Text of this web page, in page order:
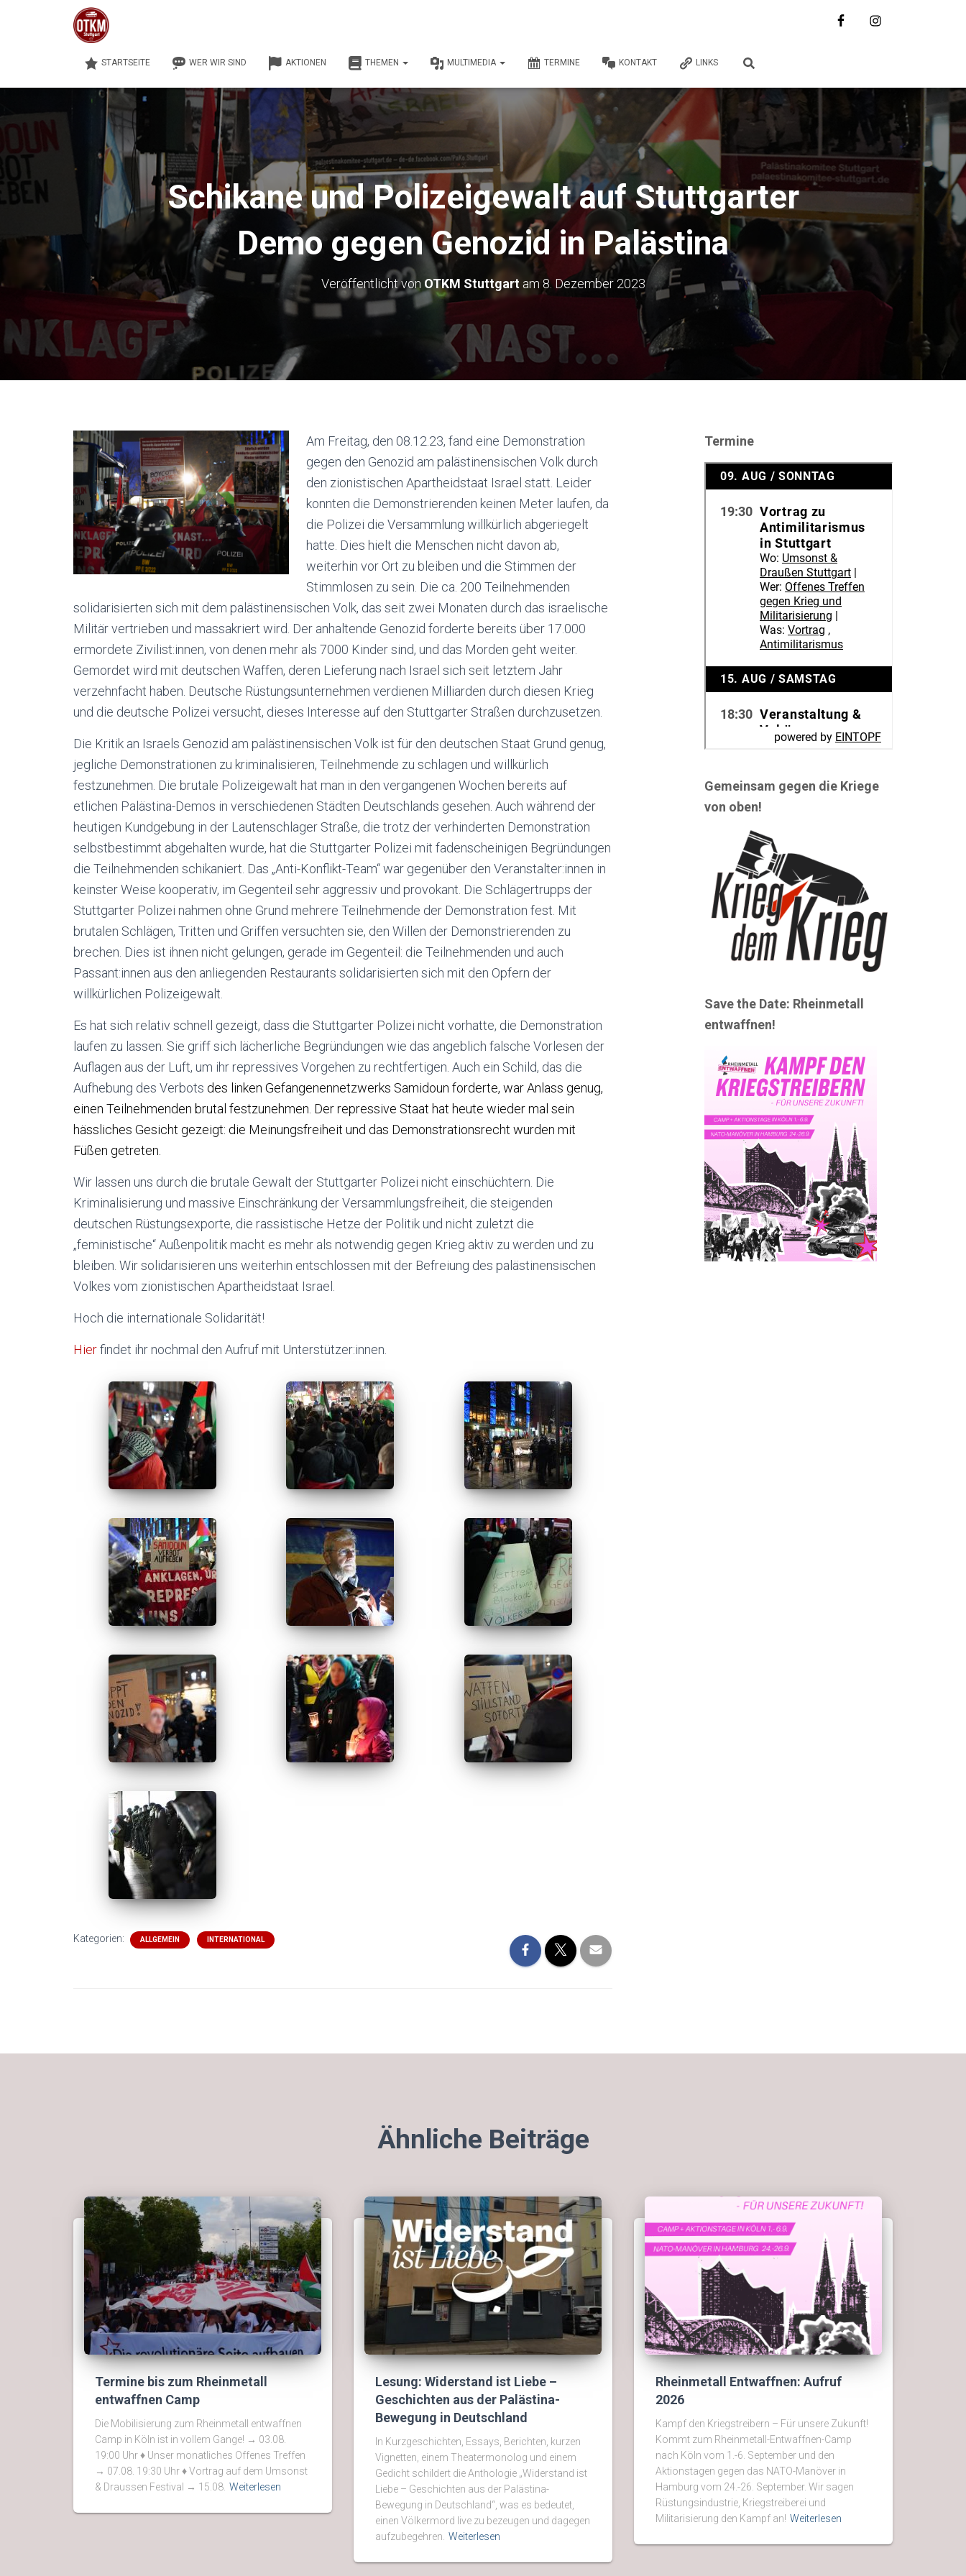
STARTSEITE WER WIR SIND AKTIONEN THEMEN MULTIMEDIA TERMINE KONTAKT LINKS
Schikane und Polizeigewalt auf Stuttgarter
Demo gegen Genozid in Palästina
Veröffentlicht von OTKM Stuttgartam 8. Dezember 2023
Am Freitag, den 08.12.23, fand eine Demonstration
gegen den Genozid am palästinensischen Volk durch
den zionistischen Apartheidstaat Israel statt. Leider
konnten die Demonstrierenden keinen Meter laufen, da
die Polizei die Versammlung willkürlich abgeriegelt
hatte. Dies hielt die Menschen nicht davon ab,
weiterhin vor Ort zu bleiben und die Stimmen der
Stimmlosen zu sein. Die ca. 200 Teilnehmenden
solidarisierten sich mit dem palästinensischen Volk, das seit zwei Monaten durch das israelische
Militär vertrieben und massakriert wird. Der anhaltende Genozid forderte bereits über 17.000
ermordete Zivilist:innen, von denen mehr als 7000 Kinder sind, und das Morden geht weiter.
Gemordet wird mit deutschen Waffen, deren Lieferung nach Israel sich seit letztem Jahr
verzehnfacht haben. Deutsche Rüstungsunternehmen verdienen Milliarden durch diesen Krieg
und die deutsche Polizei versucht, dieses Interesse auf den Stuttgarter Straßen durchzusetzen.
Die Kritik an Israels Genozid am palästinensischen Volk ist für den deutschen Staat Grund genug,
jegliche Demonstrationen zu kriminalisieren, Teilnehmende zu schlagen und willkürlich
festzunehmen. Die brutale Polizeigewalt hat man in den vergangenen Wochen bereits auf
etlichen Palästina-Demos in verschiedenen Städten Deutschlands gesehen. Auch während der
heutigen Kundgebung in der Lautenschlager Straße, die trotz der verhinderten Demonstration
selbstbestimmt abgehalten wurde, hat die Stuttgarter Polizei mit fadenscheinigen Begründungen
die Teilnehmenden schikaniert. Das „Anti-Konflikt-Team“ war gegenüber den Veranstalter:innen in
keinster Weise kooperativ, im Gegenteil sehr aggressiv und provokant. Die Schlägertrupps der
Stuttgarter Polizei nahmen ohne Grund mehrere Teilnehmende der Demonstration fest. Mit
brutalen Schlägen, Tritten und Griffen versuchten sie, den Willen der Demonstrierenden zu
brechen. Dies ist ihnen nicht gelungen, gerade im Gegenteil: die Teilnehmenden und auch
Passant:innen aus den anliegenden Restaurants solidarisierten sich mit den Opfern der
willkürlichen Polizeigewalt.
Es hat sich relativ schnell gezeigt, dass die Stuttgarter Polizei nicht vorhatte, die Demonstration
laufen zu lassen. Sie griff sich lächerliche Begründungen wie das angeblich falsche Vorlesen der
Auflagen aus der Luft, um ihr repressives Vorgehen zu rechtfertigen. Auch ein Schild, das die
Aufhebung des Verbots des linken Gefangenennetzwerks Samidoun forderte, war Anlass genug,
einen Teilnehmenden brutal festzunehmen. Der repressive Staat hat heute wieder mal sein
hässliches Gesicht gezeigt: die Meinungsfreiheit und das Demonstrationsrecht wurden mit
Füßen getreten.
Wir lassen uns durch die brutale Gewalt der Stuttgarter Polizei nicht einschüchtern. Die
Kriminalisierung und massive Einschränkung der Versammlungsfreiheit, die steigenden
deutschen Rüstungsexporte, die rassistische Hetze der Politik und nicht zuletzt die
„feministische“ Außenpolitik macht es mehr als notwendig gegen Krieg aktiv zu werden und zu
bleiben. Wir solidarisieren uns weiterhin entschlossen mit der Befreiung des palästinensischen
Volkes vom zionistischen Apartheidstaat Israel.
Hoch die internationale Solidarität!
Hierfindet ihr nochmal den Aufruf mit Unterstützer:innen.
Kategorien: ALLGEMEIN INTERNATIONAL
Termine
Gemeinsam gegen die Kriege
von oben!
Save the Date: Rheinmetall
entwaffnen!
Ähnliche Beiträge
Termine bis zum Rheinmetall
entwaffnen Camp
Die Mobilisierung zum Rheinmetall entwaffnen
Camp in Köln ist in vollem Gange! → 03.08.
19:00 Uhr ♦ Unser monatliches Offenes Treffen
→ 07.08. 19:30 Uhr ♦ Vortrag auf dem Umsonst
& Draussen Festival → 15.08. Weiterlesen
Lesung: Widerstand ist Liebe –
Geschichten aus der Palästina-
Bewegung in Deutschland
In Kurzgeschichten, Essays, Berichten, kurzen
Vignetten, einem Theatermonolog und einem
Gedicht schildert die Anthologie „Widerstand ist
Liebe – Geschichten aus der Palästina-
Bewegung in Deutschland“, was es bedeutet,
einen Völkermord live zu bezeugen und dagegen
aufzubegehren. Weiterlesen
Rheinmetall Entwaffnen: Aufruf
2026
Kampf den Kriegstreibern – Für unsere Zukunft!
Kommt zum Rheinmetall-Entwaffnen-Camp
nach Köln vom 1.-6. September und den
Aktionstagen gegen das NATO-Manöver in
Hamburg vom 24.-26. September. Wir sagen
Rüstungsindustrie, Kriegstreiberei und
Militarisierung den Kampf an! Weiterlesen